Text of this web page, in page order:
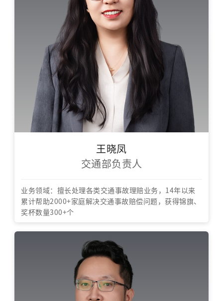
王晓凤
交通部负责人
业务领域：擅长处理各类交通事故理赔业务，14年以来
累计帮助2000+家庭解决交通事故赔偿问题，获得锦旗、
奖杯数量300+个